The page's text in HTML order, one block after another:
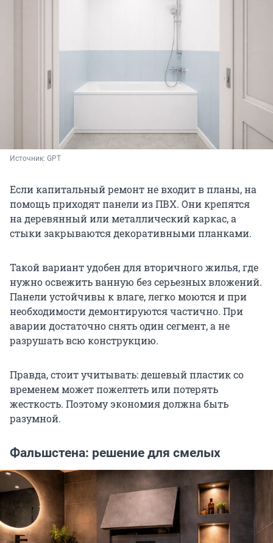
Источник: GPT
Если капитальный ремонт не входит в планы, на
помощь приходят панели из ПВХ. Они крепятся
на деревянный или металлический каркас, а
стыки закрываются декоративными планками.
Такой вариант удобен для вторичного жилья, где
нужно освежить ванную без серьезных вложений.
Панели устойчивы к влаге, легко моются и при
необходимости демонтируются частично. При
аварии достаточно снять один сегмент, а не
разрушать всю конструкцию.
Правда, стоит учитывать: дешевый пластик со
временем может пожелтеть или потерять
жесткость. Поэтому экономия должна быть
разумной.
Фальшстена: решение для смелых